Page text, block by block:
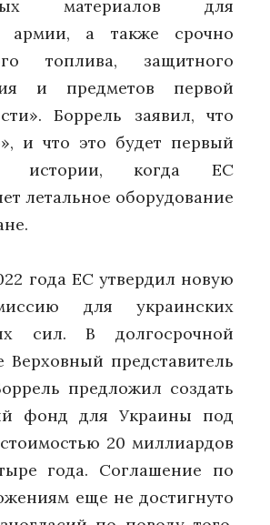
материалов для
армии, а также срочно
топлива, защитного
и предметов первой
Боррель заявил, что
и что это будет первый
истории, когда ЕС
летальное оборудование
года ЕС утвердил новую
для украинских
сил. В долгосрочной
Верховный представитель
предложил создать
фонд для Украины под
20 миллиардов
года. Соглашение по
еще не достигнуто